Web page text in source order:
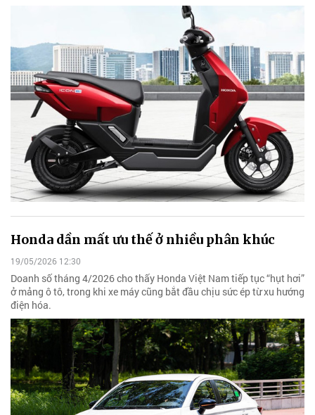
Honda dần mất ưu thế ở nhiều phân khúc
19/05/2026 12:30
Doanh số tháng 4/2026 cho thấy Honda Việt Nam tiếp tục “hụt hơi”
ở mảng ô tô, trong khi xe máy cũng bắt đầu chịu sức ép từ xu hướng
điện hóa.